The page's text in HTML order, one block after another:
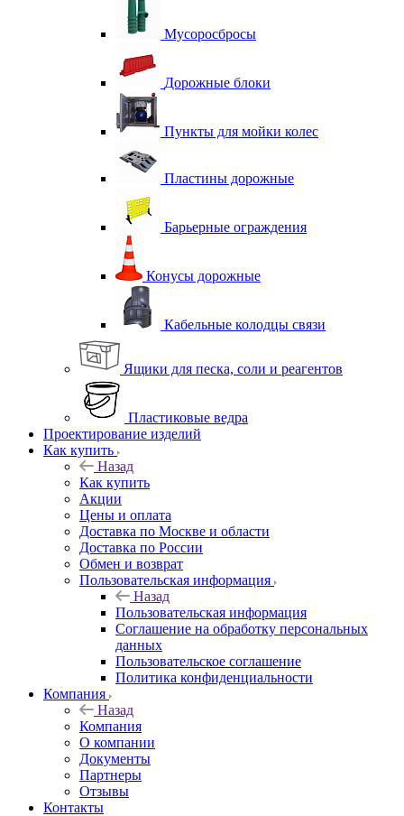
Мусоросбросы
Дорожные блоки
Пункты для мойки колес
Пластины дорожные
Барьерные ограждения
Конусы дорожные
Кабельные колодцы связи
Ящики для песка, соли и реагентов
Пластиковые ведра
Проектирование изделий
Как купить
Назад
Как купить
Акции
Цены и оплата
Доставка по Москве и области
Доставка по России
Обмен и возврат
Пользовательская информация
Назад
Пользовательская информация
Соглашение на обработку персональных
данных
Пользовательское соглашение
Политика конфиденциальности
Компания
Назад
Компания
О компании
Документы
Партнеры
Отзывы
Контакты